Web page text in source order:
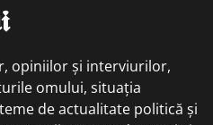
opiniilor și interviurilor,
omului, situația
de actualitate politică și